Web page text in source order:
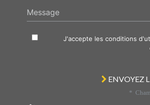
Message
J'accepte les conditions
ENVOYEZ
*